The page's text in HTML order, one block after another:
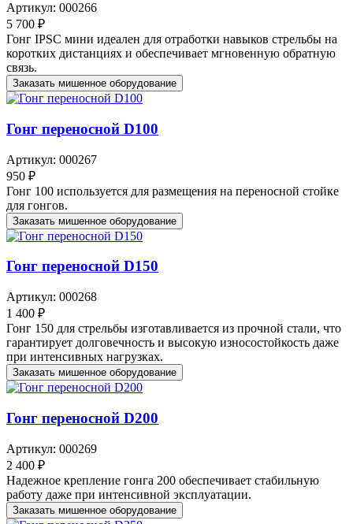
Артикул: 000266
5 700 ₽
Гонг IPSC мини идеален для отработки навыков стрельбы на
коротких дистанциях и обеспечивает мгновенную обратную
связь.
Заказать мишенное оборудование
Гонг переносной D100
Артикул: 000267
950 ₽
Гонг 100 используется для размещения на переносной стойке
для гонгов.
Заказать мишенное оборудование
Гонг переносной D150
Артикул: 000268
1 400 ₽
Гонг 150 для стрельбы изготавливается из прочной стали, что
гарантирует долговечность и высокую износостойкость даже
при интенсивных нагрузках.
Заказать мишенное оборудование
Гонг переносной D200
Артикул: 000269
2 400 ₽
Надежное крепление гонга 200 обеспечивает стабильную
работу даже при интенсивной эксплуатации.
Заказать мишенное оборудование